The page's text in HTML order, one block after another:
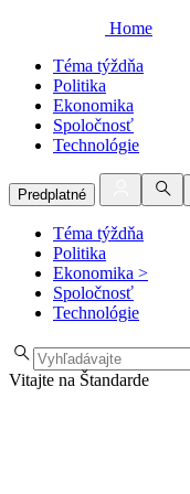
Home
Téma týždňa
Politika
Ekonomika
Spoločnosť
Technológie
Predplatné
Téma týždňa
Politika
Ekonomika >
Spoločnosť
Technológie
Vitajte na Štandarde